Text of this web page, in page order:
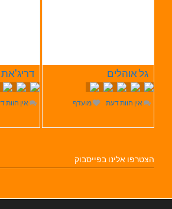
גל אוהלים
אין חוות דעת מועדף אין חוות
הצטרפו אלינו בפייסבוק